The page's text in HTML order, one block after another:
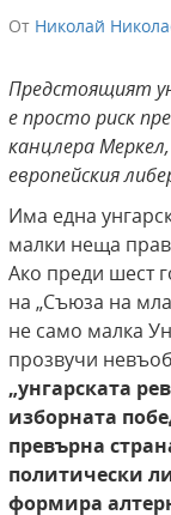
От Николай
Предстоящият
е просто риск
канцлера
европейския
Има една
малки неща
Ако преди шест
на „Съюза на
не само малка
прозвучи
„унгарската
изборната
превърна
политически
формира